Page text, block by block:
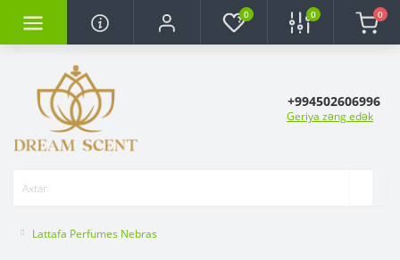
0 0 0
+994502606996
Geriya zəng edək
Lattafa Perfumes Nebras